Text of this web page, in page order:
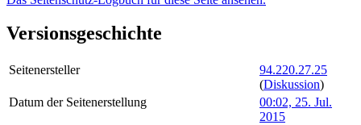
Versionsgeschichte
Seitenersteller
94.220.27.25
(Diskussion)
Datum der Seitenerstellung
00:02, 25. Jul.
2015